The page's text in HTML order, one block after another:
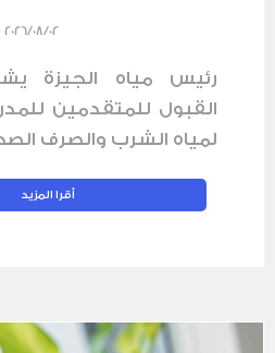
2026/08/02
رئيس مياه الجيزة
القبول للمتقدمين
لمياه الشرب والصرف